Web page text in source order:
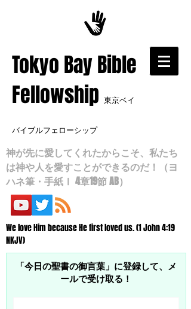
​Tokyo Bay Bible
Fellowship 東京ベイ
バイブルフェローシップ
神が先に愛してくれたからこそ、私たち
は神や人を愛すことができるのだ！（ヨ
ハネ筆・手紙Ⅰ 4章19節 AB）
We love Him because He first loved us. (1 John 4:19
NKJV)
「今日の聖書の御言葉」に登録して、メ
ールで受け取る！